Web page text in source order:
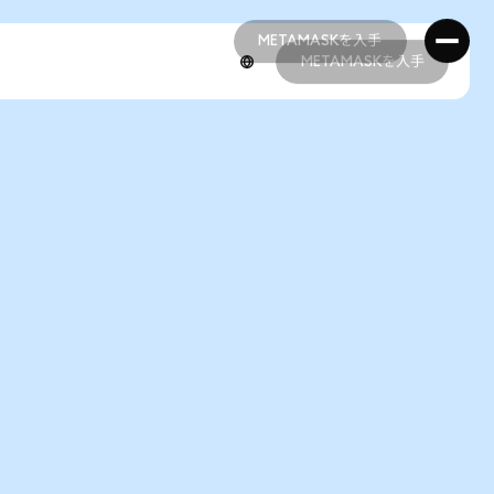
METAMASKを入手
METAMASKを入手
METAMASKを入手